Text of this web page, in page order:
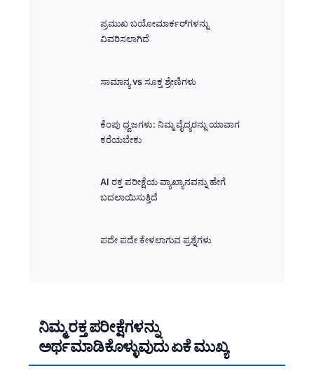
ಪ್ರಮುಖ ಬಯೋಮಾರ್ಕರ್‌ಗಳನ್ನು
ವಿವರಿಸಲಾಗಿದೆ
ಸಾಮಾನ್ಯ vs ಸೂಕ್ತ ಶ್ರೇಣಿಗಳು
ಕೆಂಪು ಧ್ವಜಗಳು: ನಿಮ್ಮ ವೈದ್ಯರನ್ನು ಯಾವಾಗ
ಕರೆಯಬೇಕು
AI ರಕ್ತ ಪರೀಕ್ಷೆಯ ವ್ಯಾಖ್ಯಾನವನ್ನು ಹೇಗೆ
ಬದಲಾಯಿಸುತ್ತಿದೆ
ಪದೇ ಪದೇ ಕೇಳಲಾಗುವ ಪ್ರಶ್ನೆಗಳು
ನಿಮ್ಮ ರಕ್ತ ಪರೀಕ್ಷೆಗಳನ್ನು
ಅರ್ಥಮಾಡಿಕೊಳ್ಳುವುದು ಏಕೆ ಮುಖ್ಯ